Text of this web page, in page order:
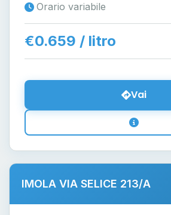
Orario variabile
€0.659 / litro
Vai
IMOLA VIA SELICE 213/A